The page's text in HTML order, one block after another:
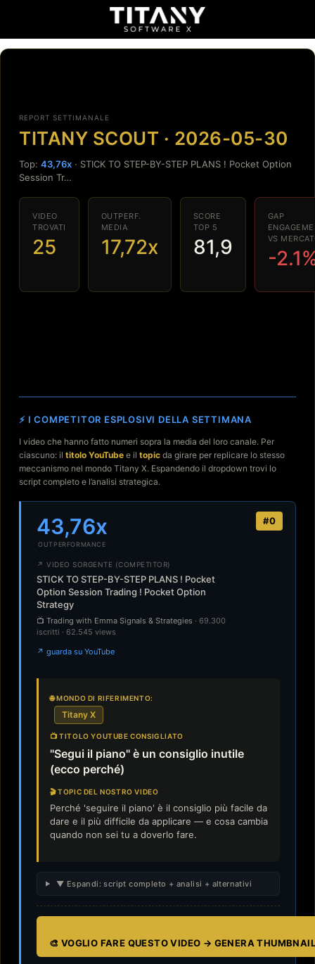
REPORT SETTIMANALE
TITANY SCOUT · 2026-05-30
Top: 43,76x · STICK TO STEP-BY-STEP PLANS ! Pocket Option
Session Tr…
VIDEO
TROVATI
25
OUTPERF.
MEDIA
17,72x
SCORE
TOP 5
81,9
GAP
VS
-
⚡ I COMPETITOR ESPLOSIVI DELLA SETTIMANA
I video che hanno fatto numeri sopra la media del loro canale. Per
ciascuno: il titolo YouTube e il topic da girare per replicare lo stesso
meccanismo nel mondo Titany X. Espandendo il dropdown trovi lo
script completo e l’analisi strategica.
#0
43,76x
OUTPERFORMANCE
↗ VIDEO SORGENTE (COMPETITOR)
STICK TO STEP-BY-STEP PLANS ! Pocket
Option Session Trading ! Pocket Option
Strategy
📺 Trading with Emma Signals & Strategies · 69.300
iscritti · 62.545 views
↗ guarda su YouTube
🌐 MONDO DI RIFERIMENTO:
Titany X
📺 TITOLO YOUTUBE CONSIGLIATO
"Segui il piano" è un consiglio inutile
(ecco perché)
🎬 TOPIC DEL NOSTRO VIDEO
Perché 'seguire il piano' è il consiglio più facile da
dare e il più difficile da applicare — e cosa cambia
quando non sei tu a doverlo fare.
▼ Espandi: script completo + analisi + alternativi
🎨 VOGLIO FARE QUESTO VIDEO → GENERA THUMBNAIL